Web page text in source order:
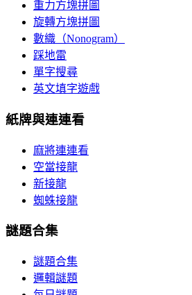
重力方塊拼圖
旋轉方塊拼圖
數織（Nonogram）
踩地雷
單字搜尋
英文填字遊戲
紙牌與連連看
麻將連連看
空當接龍
新接龍
蜘蛛接龍
謎題合集
謎題合集
邏輯謎題